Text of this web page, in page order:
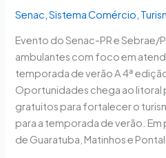
Senac ,Sistema Comércio
Evento do Senac-PR e Sebrae/
ambulantes com foco em
temporada de verão A 4ª
Oportunidades chega ao litoral
gratuitos para fortalecer o
para a temporada de verão.
de Guaratuba, Matinhos e